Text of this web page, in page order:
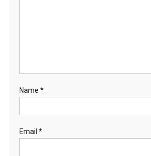
Name *
Email *